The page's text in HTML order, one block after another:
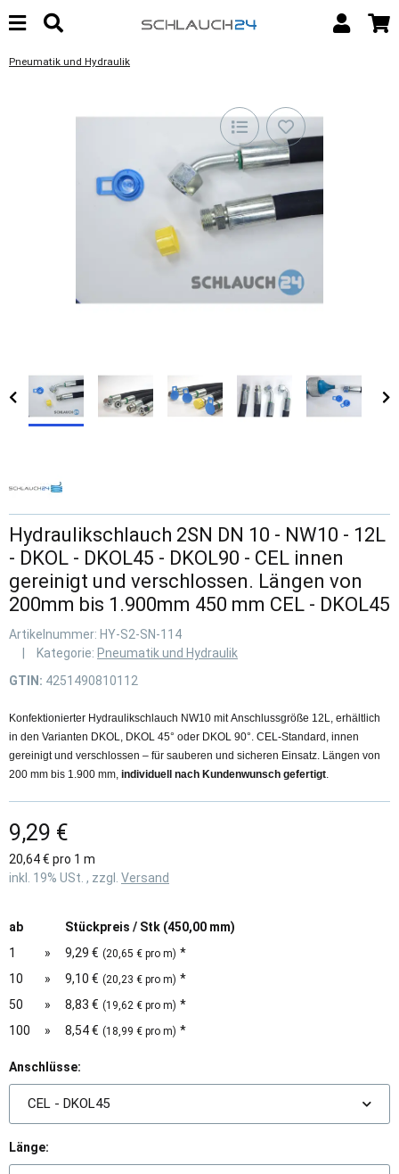
Pneumatik und Hydraulik
Hydraulikschlauch 2SN DN 10 - NW10 - 12L
- DKOL - DKOL45 - DKOL90 - CEL innen
gereinigt und verschlossen. Längen von
200mm bis 1.900mm 450 mm CEL - DKOL45
Artikelnummer: HY-S2-SN-114
Kategorie: Pneumatik und Hydraulik
GTIN: 4251490810112
Konfektionierter Hydraulikschlauch NW10 mit Anschlussgröße 12L, erhältlich
in den Varianten DKOL, DKOL 45° oder DKOL 90°. CEL-Standard, innen
gereinigt und verschlossen – für sauberen und sicheren Einsatz. Längen von
200 mm bis 1.900 mm, individuell nach Kundenwunsch gefertigt.
9,29 €
20,64 € pro 1 m
inkl. 19% USt. , zzgl. Versand
ab
Stückpreis / Stk (450,00 mm)
1
» 9,29 € (20,65 € pro m) *
10
» 9,10 € (20,23 € pro m) *
50
» 8,83 € (19,62 € pro m) *
100
» 8,54 € (18,99 € pro m) *
Anschlüsse:
CEL - DKOL45
Länge: